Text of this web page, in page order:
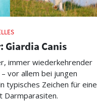
Giardia Canis
immer wiederkehrender
vor allem bei jungen
typisches Zeichen für eine
Darmparasiten.